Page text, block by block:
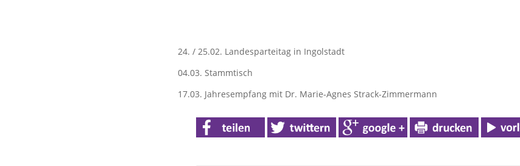
24. / 25.02. Landesparteitag in Ingolstadt
04.03. Stammtisch
17.03. Jahresempfang mit Dr. Marie-Agnes Strack-Zimmermann